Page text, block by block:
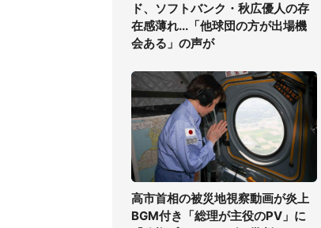
ド、ソフトバンク・秋広優人の存
在感薄れ...「他球団の方が出場機
会ある」の声が
高市首相の被災地視察動画が炎上
BGM付き「総理が主役のPV」に